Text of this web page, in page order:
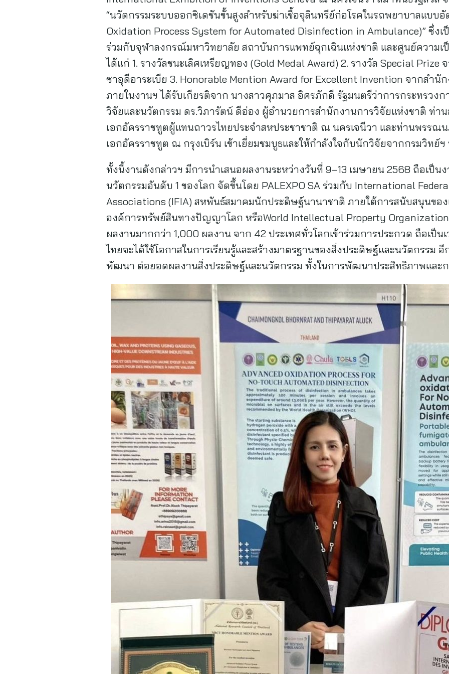
“นวัตกรรมระบบออกซิเดชันขั้นสูงสำหรับฆ่าเชื้อจุลินทรีย์ก่อโรคในรถพยาบาลแบบอั
Oxidation Process System for Automated Disinfection in Ambulance)” ซึ่ง
ร่วมกับจุฬาลงกรณ์มหาวิทยาลัย สถาบันการแพทย์ฉุกเฉินแห่งชาติ และศูนย์ความเ
ได้แก่ 1. รางวัลชนะเลิศเหรียญทอง (Gold Medal Award) 2. รางวัล Special Prize
ซาอุดีอาระเบีย 3. Honorable Mention Award for Excellent Invention จากสำนั
ภายในงานฯ ได้รับเกียรติจาก นางสาวศุภมาส อิศรภักดี รัฐมนตรีว่าการกระทรวง
วิจัยและนวัตกรรม ดร.วิภารัตน์ ดีอ่อง ผู้อำนวยการสำนักงานการวิจัยแห่งชาติ ท่
เอกอัครราชทูตผู้แทนถาวรไทยประจำสหประชาชาติ ณ นครเจนีวา และท่านพรรณ
เอกอัครราชทูต ณ กรุงเบิร์น เข้าเยี่ยมชมบูธและให้กำลังใจกับนักวิจัยจากกรมวิทย์
ทั้งนี้งานดังกล่าวฯ มีการนำเสนอผลงานระหว่างวันที่ 9–13 เมษายน 2568 ถือเป็น
นวัตกรรมอันดับ 1 ของโลก จัดขึ้นโดย PALEXPO SA ร่วมกับ International
Associations (IFIA) สหพันธ์สมาคมนักประดิษฐ์นานาชาติ ภายใต้การสนับสนุนของ
องค์การทรัพย์สินทางปัญญาโลก หรือWorld Intellectual Property Organization
ผลงานมากกว่า 1,000 ผลงาน จาก 42 ประเทศทั่วโลกเข้าร่วมการประกวด ถือเป็
ไทยจะได้ใช้โอกาสในการเรียนรู้และสร้างมาตรฐานของสิ่งประดิษฐ์และนวัตกรรม
พัฒนา ต่อยอดผลงานสิ่งประดิษฐ์และนวัตกรรม ทั้งในการพัฒนาประสิทธิภาพและ